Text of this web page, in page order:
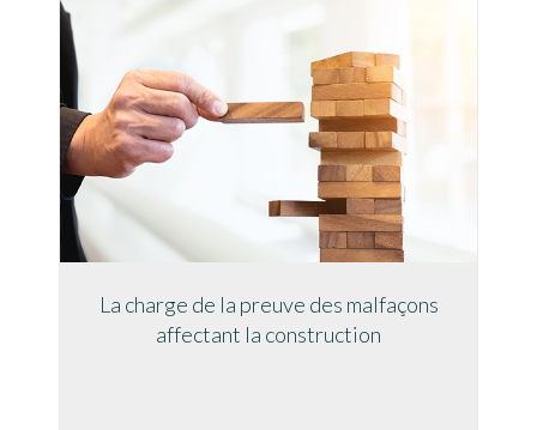
La charge de la preuve des malfaçons
affectant la construction